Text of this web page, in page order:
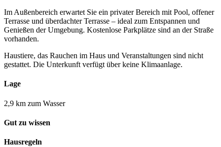
Im Außenbereich erwartet Sie ein privater Bereich mit Pool, offener
Terrasse und überdachter Terrasse – ideal zum Entspannen und
Genießen der Umgebung. Kostenlose Parkplätze sind an der Straße
vorhanden.
Haustiere, das Rauchen im Haus und Veranstaltungen sind nicht
gestattet. Die Unterkunft verfügt über keine Klimaanlage.
Lage
2,9 km zum Wasser
Gut zu wissen
Hausregeln